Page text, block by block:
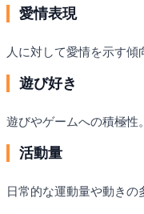
愛情表現
人に対して愛情を示す傾
遊び好き
遊びやゲームへの積極性。
活動量
日常的な運動量や動きの